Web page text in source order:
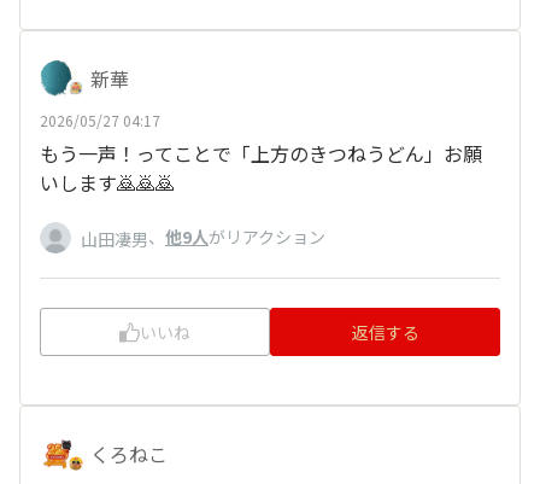
新華
2026/05/27 04:17
もう一声！ってことで「上方のきつねうどん」お願
いします🙇🙇🙇
山田凄男、 他9人がリアクション
いいね 返信する
くろねこ